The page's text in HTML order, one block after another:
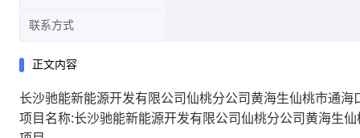
联系方式
正文内容
长沙驰能新能源开发有限公司仙桃分公司黄海生仙桃市通
项目名称:长沙驰能新能源开发有限公司仙桃分公司黄海生